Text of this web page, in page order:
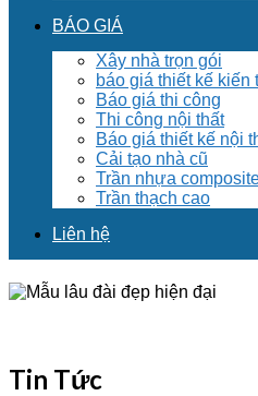
BÁO GIÁ
Xây nhà trọn gói
báo giá thiết kế kiến
Báo giá thi công
Thi công nội thất
Báo giá thiết kế nội
Cải tạo nhà cũ
Trần nhựa
Trần thạch cao
Liên hệ
Tin Tức